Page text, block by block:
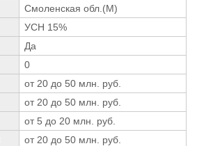
Смоленская обл.(М)
УСН 15%
Да
0
от 20 до 50 млн. руб.
от 20 до 50 млн. руб.
от 5 до 20 млн. руб.
от 20 до 50 млн. руб.